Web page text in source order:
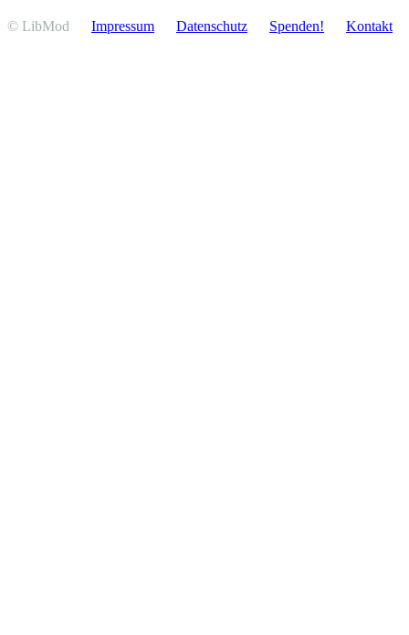
© LibMod Impressum Daten­schutz Spenden! Kontakt